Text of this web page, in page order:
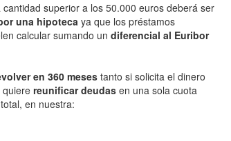
superior a los 50.000 euros deberá ser
una hipoteca ya que los préstamos
calcular sumando un diferencial al Euribor
en 360 mesestanto si solicita el dinero
quierereunificar deudas en una sola cuota
en nuestra: